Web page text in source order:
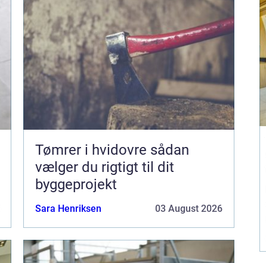
Tømrer i hvidovre sådan
vælger du rigtigt til dit
byggeprojekt
Sara Henriksen 03 August 2026